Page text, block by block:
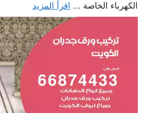
الكهرباء الخاصة ... اقرأ المزيد